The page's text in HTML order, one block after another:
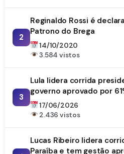
2
Reginaldo Rossi é
Patrono do Brega
14/10/2020
3.584 vistos
3
Lula lidera corrida
governo aprovado por
17/06/2026
2.436 vistos
Lucas Ribeiro lidera
Paraíba e tem gestão